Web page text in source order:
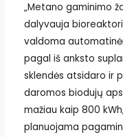
„Metano gaminimo
dalyvauja
valdoma
pagal iš anksto
sklendės atsidaro ir
daromos biodujų
mažiau kaip 800
planuojama